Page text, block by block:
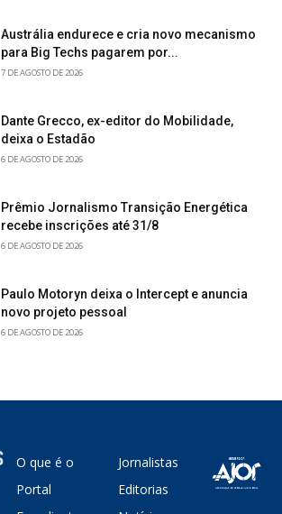
Austrália endurece e cria novo mecanismo
para Big Techs pagarem por...
7 DE AGOSTO DE 2026
Dante Grecco, ex-editor do Mobilidade,
deixa o Estadão
6 DE AGOSTO DE 2026
Prêmio Jornalismo Transição Energética
recebe inscrições até 31/8
6 DE AGOSTO DE 2026
Paulo Motoryn deixa o Intercept e anuncia
novo projeto pessoal
6 DE AGOSTO DE 2026
O que é o
Portal
Jornalistas
Editorias